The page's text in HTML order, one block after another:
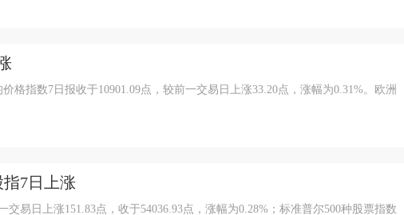
格指数7日报收于10901.09点，较前一交易日上涨33.20点，涨幅为0.31%。欧洲
指7日上涨
易日上涨151.83点，收于54036.93点，涨幅为0.28%；标准普尔500种股票指数